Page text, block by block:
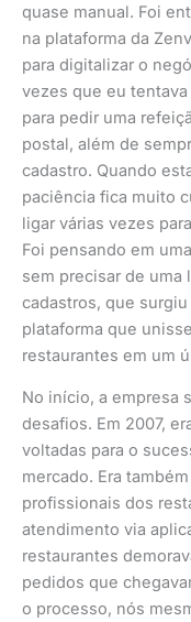
quase manual. Foi
na plataforma da
para digitalizar o
vezes que eu
para pedir uma
postal, além de
cadastro. Quando
paciência fica muito
ligar várias vezes
Foi pensando em
sem precisar de uma
cadastros, que
plataforma que
restaurantes em um
No início, a empresa
desafios. Em 2007,
voltadas para o
mercado. Era
profissionais dos
atendimento via
restaurantes
pedidos que
o processo, nós